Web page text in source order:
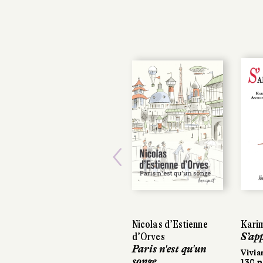
Nicolas d’Estienne
d’Orves
Paris n'est qu'un
Previous